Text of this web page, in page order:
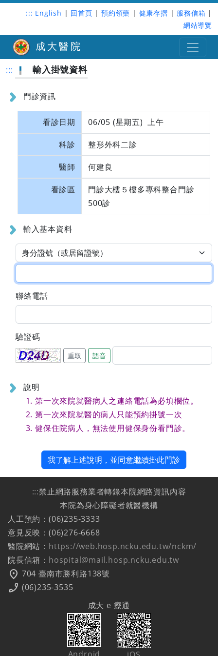
::: English | 回首頁 | 預約領藥 | 健康存摺 | 服務信箱 |
網站導覽
成大醫院
::: 輸入掛號資料
門診資訊
看診日期 06/05 (星期五) 上午
科診 整形外科二診
醫師 何建良
看診區
門診大樓５樓多專科整合門診
500診
輸入基本資料
聯絡電話
驗證碼
重取 語音
說明
第一次來院就醫病人之連絡電話為必填欄位。
第一次來院就醫的病人只能預約掛號一次
健保住院病人，無法使用健保身份看門診。
我了解上述說明，並同意繼續掛此門診
:::禁止網路服務業者轉錄本院網路資訊內容
本院為身心障礙者就醫機構
人工預約：(06)235-3333
意見反映：(06)276-6668
醫院網站： https://web.hosp.ncku.edu.tw/nckm/
院長信箱： hospital@mail.hosp.ncku.edu.tw
location_on 704 臺南市勝利路138號
phone_enabled (06)235-3535
成大 e 療通